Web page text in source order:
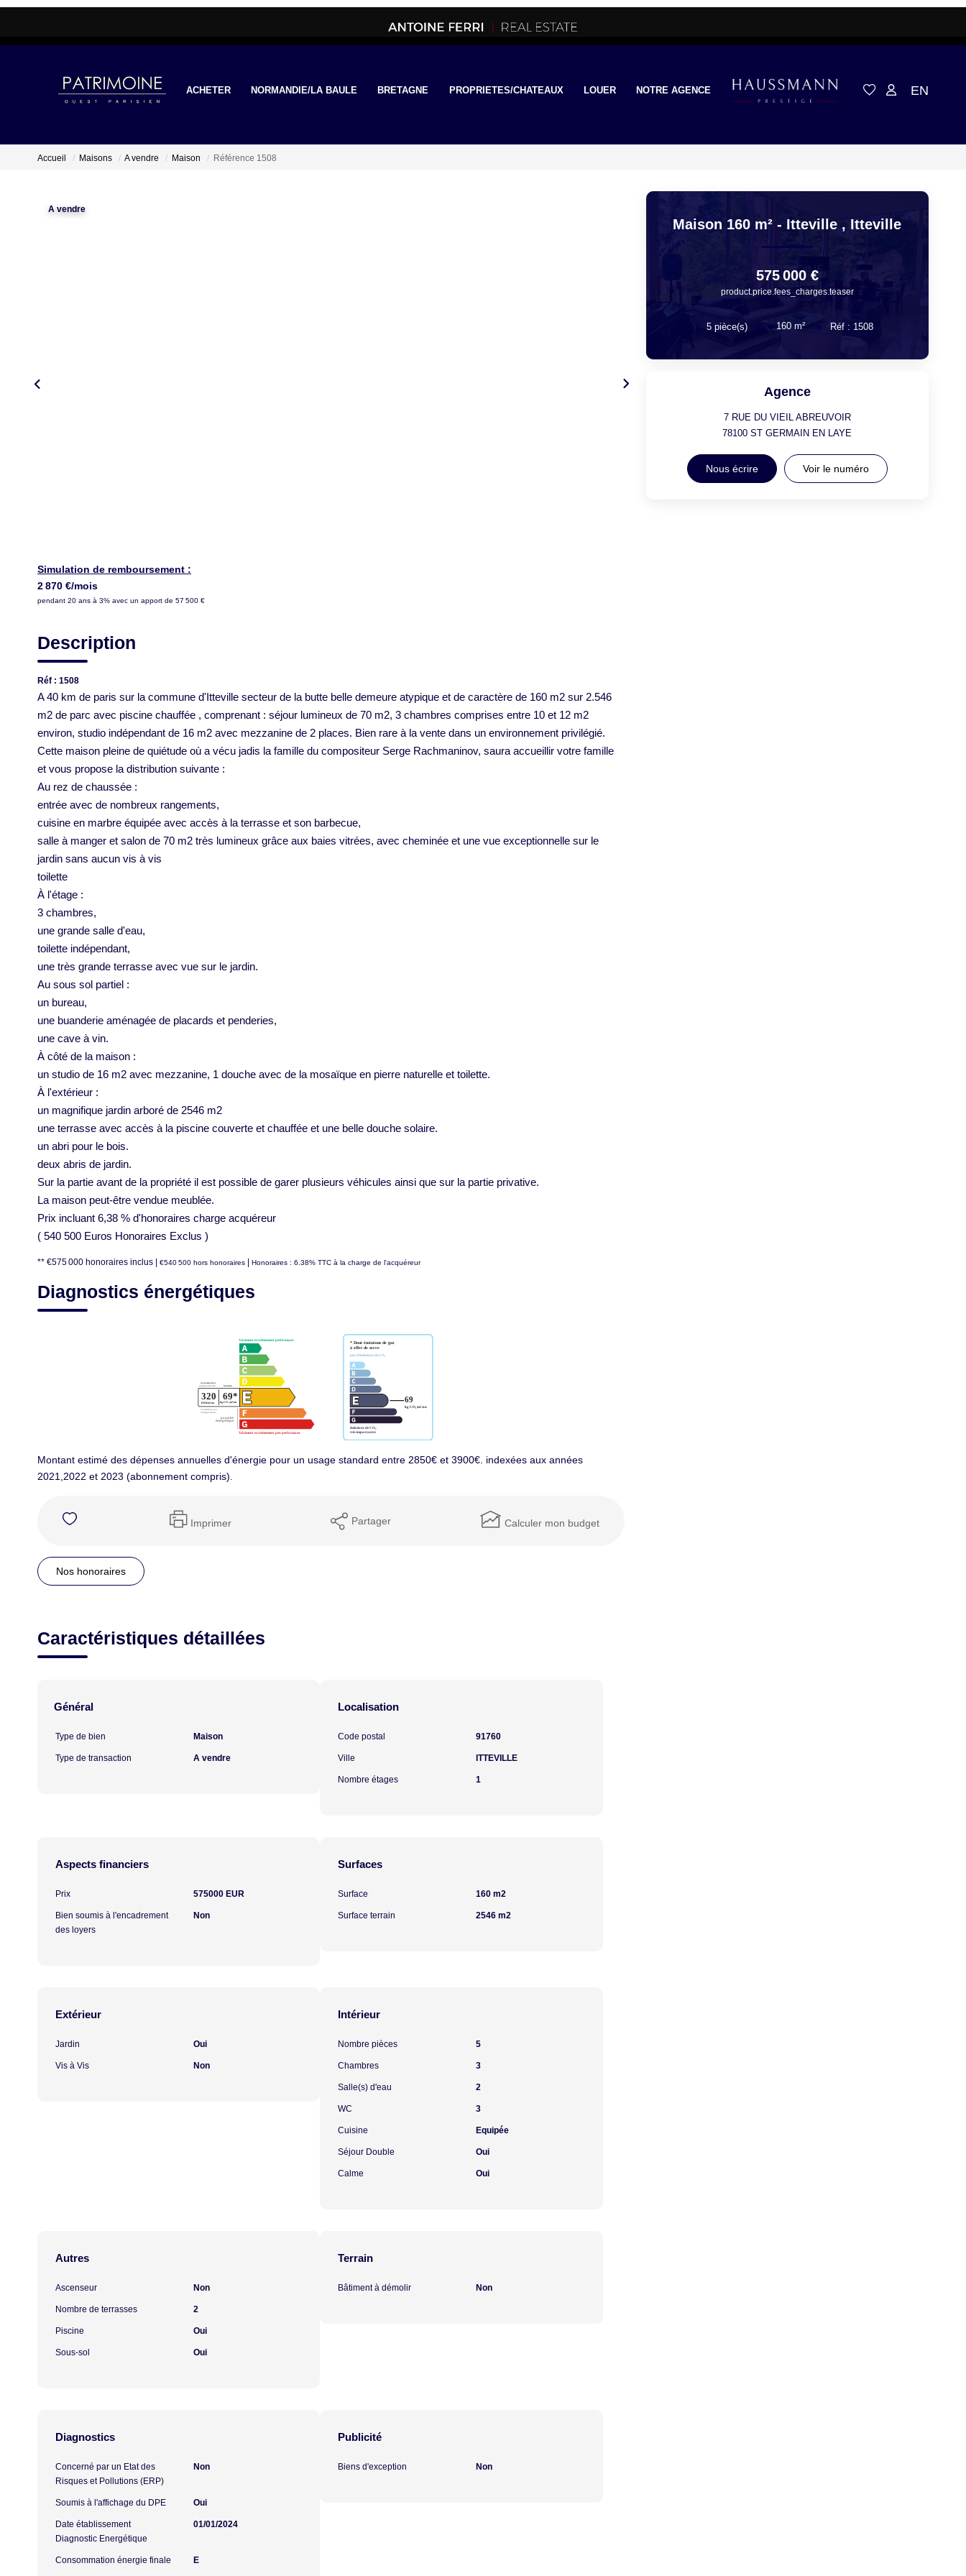
ACHETER NORMANDIE/LA BAULE BRETAGNE PROPRIETES/CHATEAUX LOUER NOTRE AGENCE EN
Accueil Maisons A vendre Maison Référence 1508
A vendre
Simulation de remboursement :
2 870 €/mois
pendant 20 ans à 3% avec un apport de 57 500 €
Description
Réf : 1508
A 40 km de paris sur la commune d'Itteville secteur de la butte belle demeure atypique et de caractère de 160 m2 sur 2.546
m2 de parc avec piscine chauffée , comprenant : séjour lumineux de 70 m2, 3 chambres comprises entre 10 et 12 m2
environ, studio indépendant de 16 m2 avec mezzanine de 2 places. Bien rare à la vente dans un environnement privilégié.
Cette maison pleine de quiétude où a vécu jadis la famille du compositeur Serge Rachmaninov, saura accueillir votre famille
et vous propose la distribution suivante :
Au rez de chaussée :
entrée avec de nombreux rangements,
cuisine en marbre équipée avec accès à la terrasse et son barbecue,
salle à manger et salon de 70 m2 très lumineux grâce aux baies vitrées, avec cheminée et une vue exceptionnelle sur le
jardin sans aucun vis à vis
toilette
À l'étage :
3 chambres,
une grande salle d'eau,
toilette indépendant,
une très grande terrasse avec vue sur le jardin.
Au sous sol partiel :
un bureau,
une buanderie aménagée de placards et penderies,
une cave à vin.
À côté de la maison :
un studio de 16 m2 avec mezzanine, 1 douche avec de la mosaïque en pierre naturelle et toilette.
À l'extérieur :
un magnifique jardin arboré de 2546 m2
une terrasse avec accès à la piscine couverte et chauffée et une belle douche solaire.
un abri pour le bois.
deux abris de jardin.
Sur la partie avant de la propriété il est possible de garer plusieurs véhicules ainsi que sur la partie privative.
La maison peut-être vendue meublée.
Prix incluant 6,38 % d'honoraires charge acquéreur
( 540 500 Euros Honoraires Exclus )
** €575 000 honoraires inclus €540 500 hors honoraires Honoraires : 6.38% TTC à la charge de l'acquéreur
Diagnostics énergétiques
Montant estimé des dépenses annuelles d'énergie pour un usage standard entre 2850€ et 3900€. indexées aux années
2021,2022 et 2023 (abonnement compris).
Imprimer Partager Calculer mon budget
Nos honoraires
Caractéristiques détaillées
Général
Type de bien Maison
Type de transaction A vendre
Localisation
Code postal 91760
Ville ITTEVILLE
Nombre étages 1
Aspects financiers
Prix 575000 EUR
Bien soumis à l'encadrement
des loyers
Non
Surfaces
Surface 160 m2
Surface terrain 2546 m2
Extérieur
Jardin Oui
Vis à Vis Non
Intérieur
Nombre pièces 5
Chambres 3
Salle(s) d'eau 2
WC 3
Cuisine Equipée
Séjour Double Oui
Calme Oui
Autres
Ascenseur Non
Nombre de terrasses 2
Piscine Oui
Sous-sol Oui
Terrain
Bâtiment à démolir Non
Diagnostics
Concerné par un Etat des
Risques et Pollutions (ERP)
Non
Soumis à l'affichage du DPE Oui
Date établissement
Diagnostic Energétique
01/01/2024
Consommation énergie finale E
Publicité
Biens d'exception Non
Maison 160 m² - Itteville , Itteville
575 000 €
product.price.fees_charges.teaser
5pièce(s) 160m² Réf : 1508
Agence
7 RUE DU VIEIL ABREUVOIR
78100ST GERMAIN EN LAYE
Nous écrire Voir le numéro